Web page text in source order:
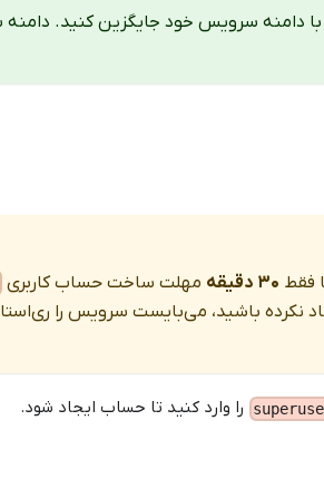
با دامنه سرویس خود جایگزین کنید.
فقط ۳۰ دقیقه مهلت ساخت حساب کاربری
نکرده باشید، می‌بایست سرویس را
را وارد کنید تا حساب ایجاد شود.